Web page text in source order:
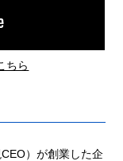
ちら
）が創業した企